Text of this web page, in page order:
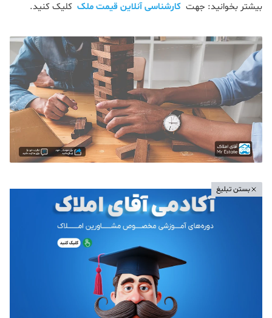
بیشتر بخوانید: جهت کارشناسی آنلاین قیمت ملک کلیک کنید.
بستن تبلیغ